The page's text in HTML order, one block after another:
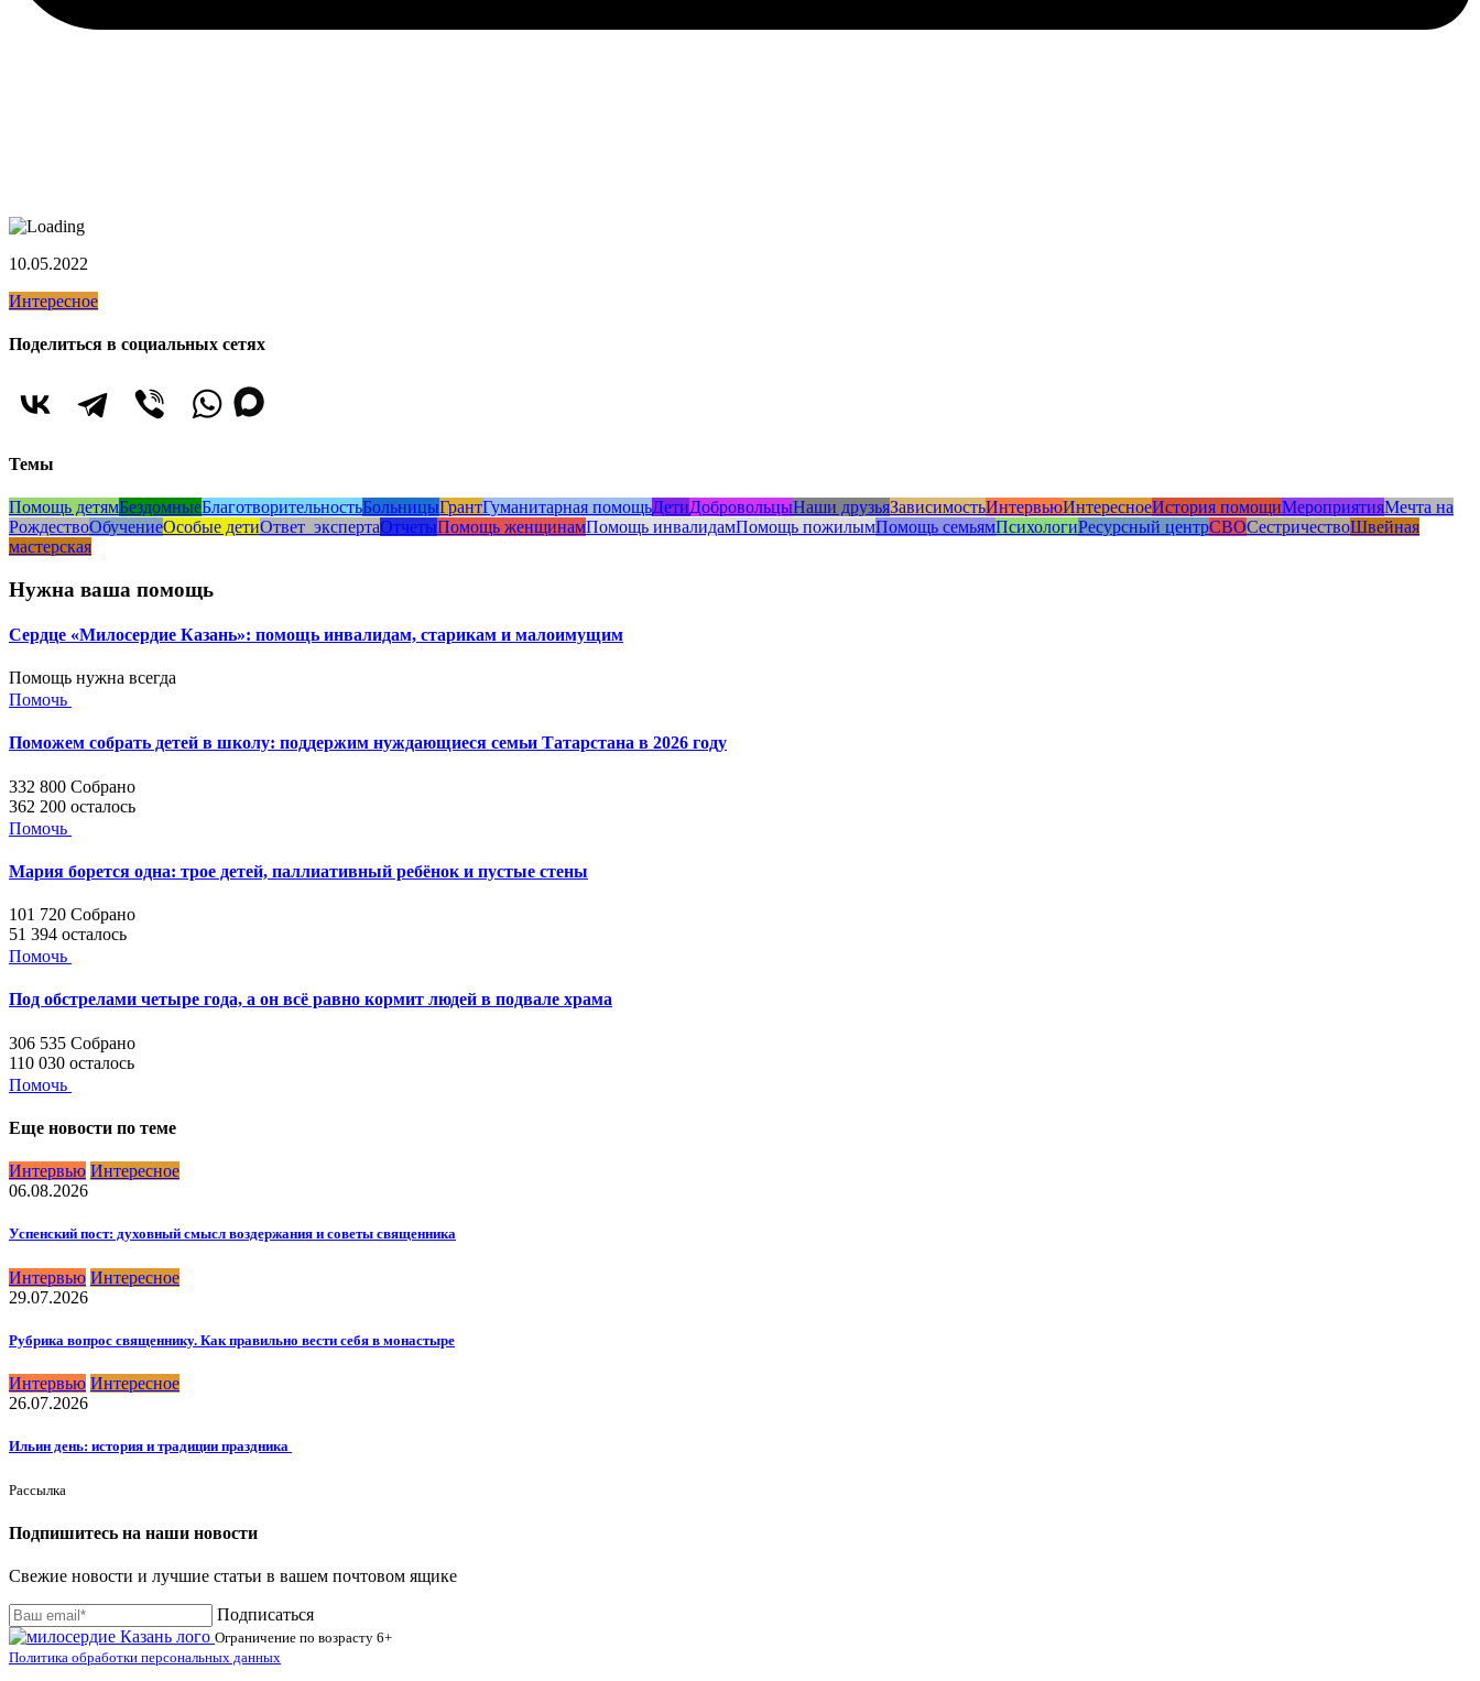
10.05.2022
Интересное
Поделиться в социальных сетях
Темы
Помощь детямБездомныеБлаготворительностьБольницыГрантГуманитарная помощьДетиДобровольцыНаши друзьяЗависимостьИнтервьюИнтересноеИстория помощиМероприятияМечта на
РождествоОбучениеОсобые детиОтвет_экспертаОтчетыПомощь женщинамПомощь инвалидамПомощь пожилымПомощь семьямПсихологиРесурсный центрСВОСестричествоШвейная
мастерская
Нужна ваша помощь
Сердце «Милосердие Казань»: помощь инвалидам, старикам и малоимущим
Помощь нужна всегда
Помочь
Поможем собрать детей в школу: поддержим нуждающиеся семьи Татарстана в 2026 году
332 800 Собрано
362 200 осталось
Помочь
Мария борется одна: трое детей, паллиативный ребёнок и пустые стены
101 720 Собрано
51 394 осталось
Помочь
Под обстрелами четыре года, а он всё равно кормит людей в подвале храма
306 535 Собрано
110 030 осталось
Помочь
Еще новости по теме
Интервью Интересное
06.08.2026
Успенский пост: духовный смысл воздержания и советы священника
Интервью Интересное
29.07.2026
Рубрика вопрос священнику. Как правильно вести себя в монастыре
Интервью Интересное
26.07.2026
Ильин день: история и традиции праздника
Рассылка
Подпишитесь на наши новости
Свежие новости и лучшие статьи в вашем почтовом ящике
Подписаться
Ограничение по возрасту 6+
Политика обработки персональных данных